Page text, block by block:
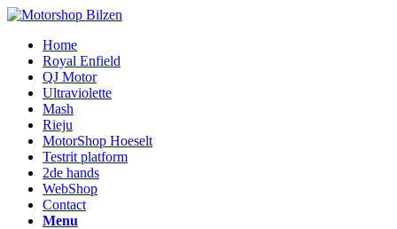
Home
Royal Enfield
QJ Motor
Ultraviolette
Mash
Rieju
MotorShop Hoeselt
Testrit platform
2de hands
WebShop
Contact
Menu